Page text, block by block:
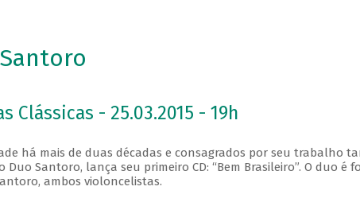
Clássicas - 25.03.2015 - 19h
há mais de duas décadas e consagrados por seu trabalho
Duo Santoro, lança seu primeiro CD: “Bem Brasileiro”. O duo é
ambos violoncelistas.